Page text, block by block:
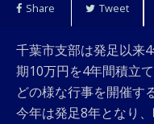
Share Tweet
千葉市支部は発足以来
期10万円を4年間積立て
どの様な行事を開催す
今年は発足8年となり